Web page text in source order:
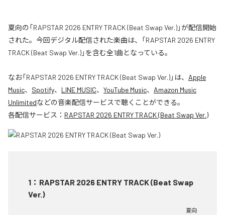
夏向の「RAPSTAR 2026 ENTRY TRACK (Beat Swap Ver.)」が配信開始
された。今回デジタル配信された楽曲は、「RAPSTAR 2026 ENTRY
TRACK (Beat Swap Ver.)」を含む全1曲となっている。
なお「RAPSTAR 2026 ENTRY TRACK (Beat Swap Ver.)」は、 Apple
Music、 Spotify、 LINE MUSIC、 YouTube Music、 Amazon Music
Unlimitedなどの音楽配信サービスで聴くことができる。
各配信サービス： RAPSTAR 2026 ENTRY TRACK (Beat Swap Ver.)
1 ： RAPSTAR 2026 ENTRY TRACK (Beat Swap
Ver.)
夏向